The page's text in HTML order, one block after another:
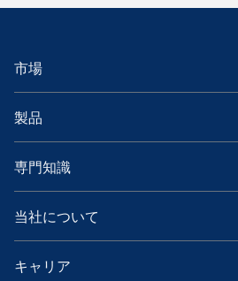
市場
製品
専門知識
当社について
キャリア